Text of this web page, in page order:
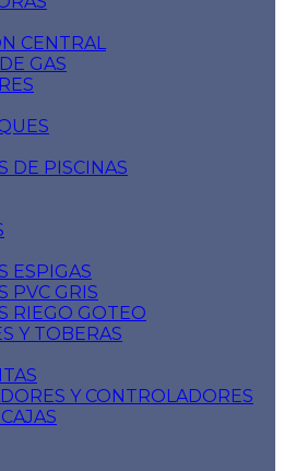
CENTRAL
GAS
DE PISCINAS
ESPIGAS
PVC GRIS
RIEGO GOTEO
Y TOBERAS
Y CONTROLADORES